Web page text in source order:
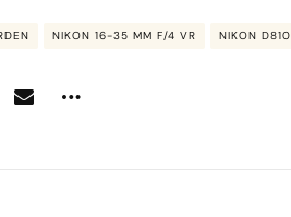
NIKON 16-35 MM F/4 VR NIKON D810